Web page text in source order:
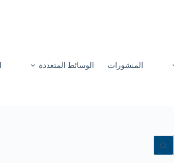
المنشورات الوسائط المتعددة